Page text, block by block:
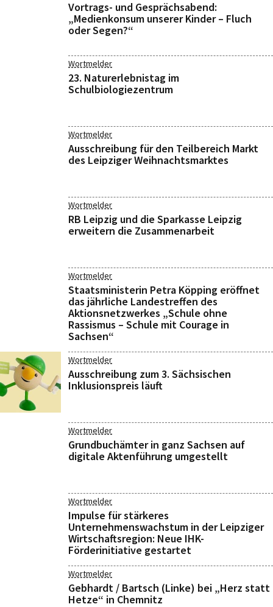
Vortrags- und Gesprächsabend:
„Medienkonsum unserer Kinder – Fluch
oder Segen?“
Wortmelder
23. Naturerlebnistag im
Schulbiologiezentrum
Wortmelder
Ausschreibung für den Teilbereich Markt
des Leipziger Weihnachtsmarktes
Wortmelder
RB Leipzig und die Sparkasse Leipzig
erweitern die Zusammenarbeit
Wortmelder
Staatsministerin Petra Köpping eröffnet
das jährliche Landestreffen des
Aktionsnetzwerkes „Schule ohne
Rassismus – Schule mit Courage in
Sachsen“
Wortmelder
Ausschreibung zum 3. Sächsischen
Inklusionspreis läuft
Wortmelder
Grundbuchämter in ganz Sachsen auf
digitale Aktenführung umgestellt
Wortmelder
Impulse für stärkeres
Unternehmenswachstum in der Leipziger
Wirtschaftsregion: Neue IHK-
Förderinitiative gestartet
Wortmelder
Gebhardt / Bartsch (Linke) bei „Herz statt
Hetze“ in Chemnitz